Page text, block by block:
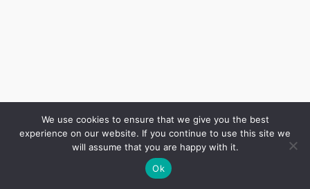
Copyright © 2026 LES ANNALES DES MINES | Powered by Thème WordPress Astra
We use cookies to ensure that we give you the best
experience on our website. If you continue to use this site we
will assume that you are happy with it.
Ok